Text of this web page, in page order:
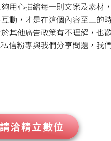
用心描繪每一則文案及素材
動，才是在這個內容至上的
其他廣告政策有不理解，也
信粉專與我們分享問題，我
洽精立數位